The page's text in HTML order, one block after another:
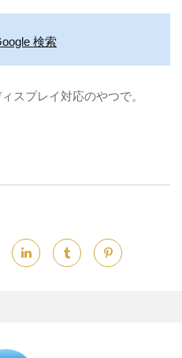
検索
スプレイ対応のやつで。